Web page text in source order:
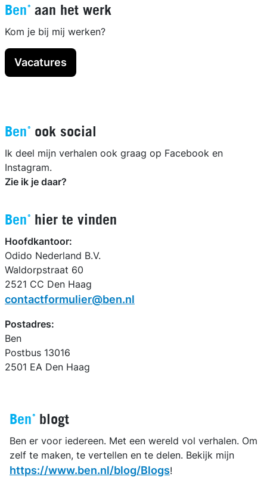
Ben® aan het werk
Kom je bij mij werken?
Vacatures
Ben® ook social
Ik deel mijn verhalen ook graag op Facebook en
Instagram.
Zie ik je daar?
Ben® hier te vinden
Hoofdkantoor:
Odido Nederland B.V.
Waldorpstraat 60
2521 CC Den Haag
contactformulier@ben.nl
Postadres:
Ben
Postbus 13016
2501 EA Den Haag
Ben® blogt
Ben er voor iedereen. Met een wereld vol verhalen. Om
zelf te maken, te vertellen en te delen. Bekijk mijn
https://www.ben.nl/blog/Blogs!